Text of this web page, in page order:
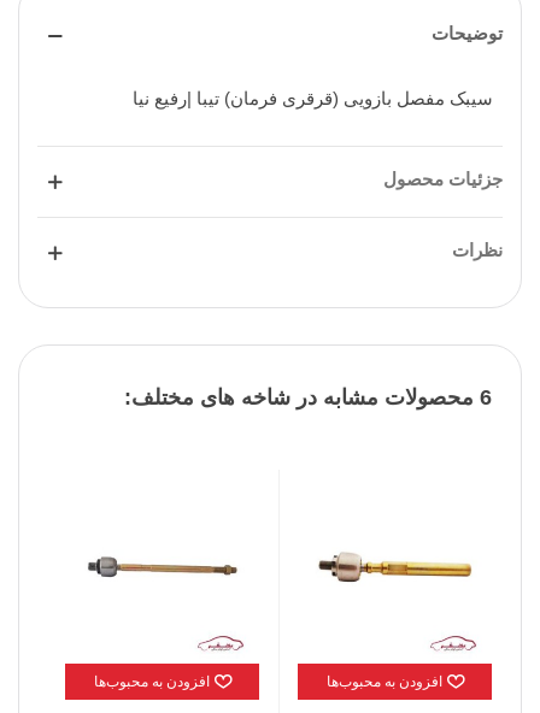
توضیحات
سیبک مفصل بازویی (قرقری فرمان) تیبا |رفیع نیا
جزئیات محصول
نظرات
6 محصولات مشابه در شاخه های مختلف:
افزودن به محبوب‌ها افزودن به محبوب‌ها